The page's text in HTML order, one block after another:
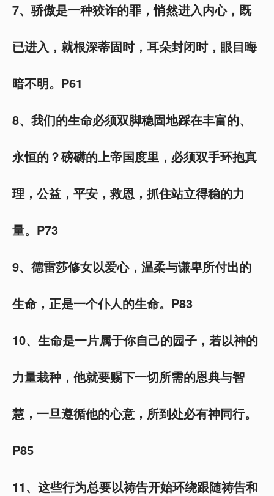
7、骄傲是一种狡诈的罪，悄然进入内心，既
已进入，就根深蒂固时，耳朵封闭时，眼目晦
暗不明。P61
8、我们的生命必须双脚稳固地踩在丰富的、
永恒的？磅礴的上帝国度里，必须双手环抱真
理，公益，平安，救恩，抓住站立得稳的力
量。P73
9、德雷莎修女以爱心，温柔与谦卑所付出的
生命，正是一个仆人的生命。P83
10、生命是一片属于你自己的园子，若以神的
力量栽种，他就要赐下一切所需的恩典与智
慧，一旦遵循他的心意，所到处必有神同行。
P85
11、这些行为总要以祷告开始环绕跟随祷告和